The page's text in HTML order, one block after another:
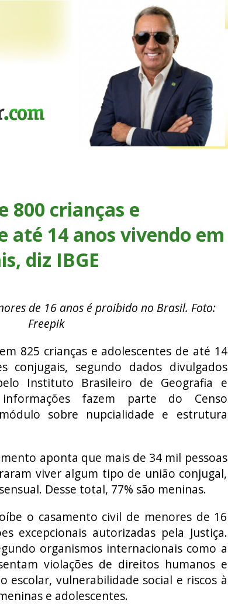
800 crianças e
até 14 anos vivendo em
diz IBGE
de 16 anos é proibido no Brasil. Foto:
Freepik
825 crianças e adolescentes de até 14
conjugais, segundo dados divulgados
Instituto Brasileiro de Geografia e
informações fazem parte do Censo
sobre nupcialidade e estrutura
aponta que mais de 34 mil pessoas
viver algum tipo de união conjugal,
Desse total, 77% são meninas.
o casamento civil de menores de 16
excepcionais autorizadas pela Justiça.
organismos internacionais como a
violações de direitos humanos e
escolar, vulnerabilidade social e riscos à
e adolescentes.